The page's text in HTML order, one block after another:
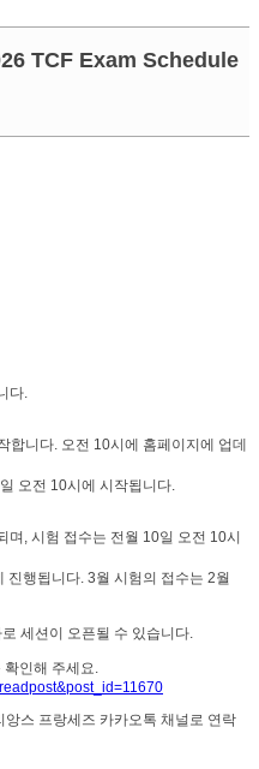
TCF Exam Schedule
다.
합니다. 오전 10시에 홈페이지에 업데
오전 10시에 시작됩니다.
, 시험 접수는 전월 10일 오전 10시
행됩니다. 3월 시험의 접수는 2월
세션이 오픈될 수 있습니다.
확인해 주세요.
스 프랑세즈 카카오톡 채널로 연락